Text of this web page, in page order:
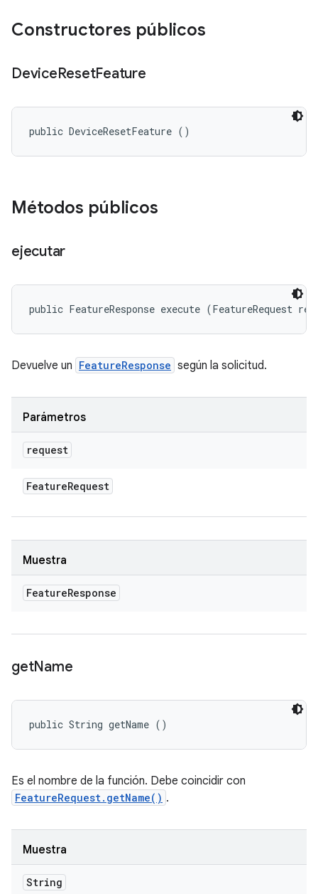
Constructores públicos
DeviceResetFeature
public DeviceResetFeature ()
Métodos públicos
ejecutar
public FeatureResponse execute (FeatureRequest
Devuelve un FeatureResponse según la solicitud.
Parámetros
request
FeatureRequest
Muestra
FeatureResponse
getName
public String getName ()
Es el nombre de la función. Debe coincidir con
FeatureRequest.getName() .
Muestra
String